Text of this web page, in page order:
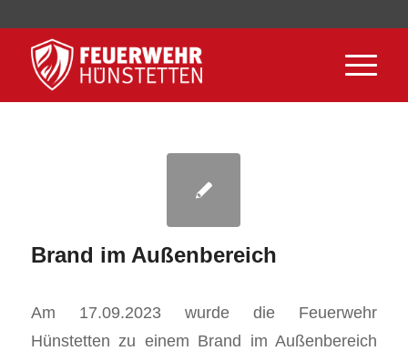
Brand im Außenbereich
Am 17.09.2023 wurde die Feuerwehr
Hünstetten zu einem Brand im Außenbereich